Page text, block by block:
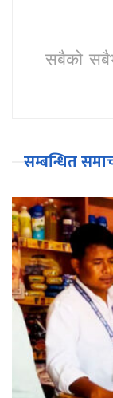
सबैको
सम्बन्धित